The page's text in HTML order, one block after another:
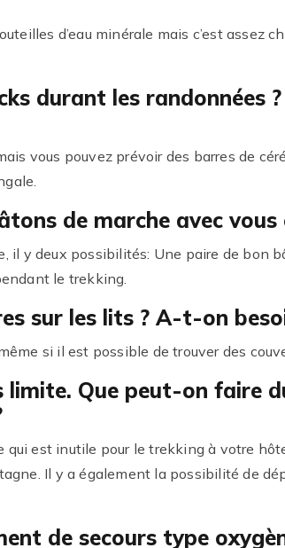
d’eau minérale mais c’est assez
durant les randonnées
vous pouvez prévoir des barres de
de marche avec vous
il y deux possibilités: Une paire de bon
le trekking.
sur les lits ? A-t-on
si il est possible de trouver des
limite. Que peut-on faire
est inutile pour le trekking à votre
Il y a également la possibilité de
de secours type